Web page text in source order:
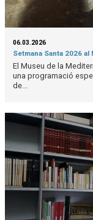
06.03.2026
Setmana Santa 2026
El Museu de la
una programació
de...